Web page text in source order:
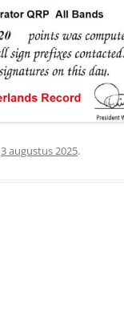
3 augustus 2025.